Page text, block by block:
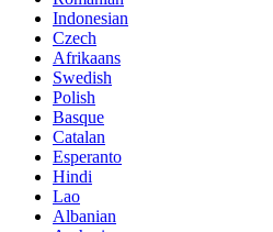
Indonesian
Czech
Afrikaans
Swedish
Polish
Basque
Catalan
Esperanto
Hindi
Lao
Albanian